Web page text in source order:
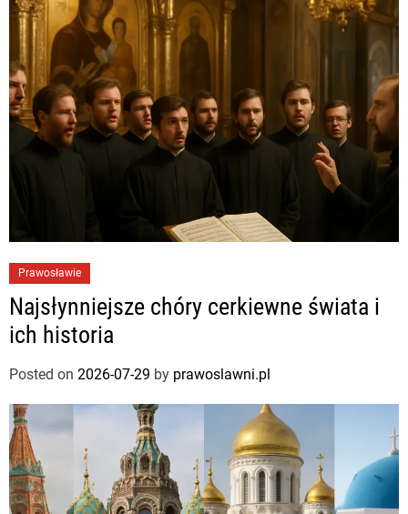
Prawosławie
Najsłynniejsze chóry cerkiewne świata i
ich historia
Posted on 2026-07-29 by prawoslawni.pl